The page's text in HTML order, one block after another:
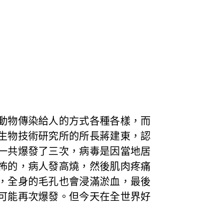
物傳染給人的方式各種各樣，而
物技術研究所的所長蔣建東，認
共爆發了三次，病毒是因當地居
的，病人發高燒，然後肌肉疼痛
全身的毛孔也會浸滿淤血，最後
能再次爆發。但今天在全世界好